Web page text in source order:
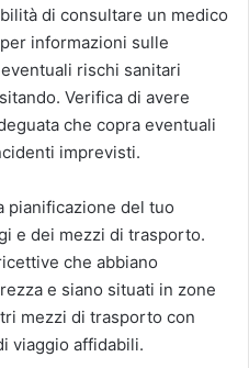
di consultare un medico
informazioni sulle
rischi sanitari
Verifica di avere
che copra eventuali
imprevisti.
pianificazione del tuo
e dei mezzi di trasporto.
che abbiano
e siano situati in zone
mezzi di trasporto con
viaggio affidabili.